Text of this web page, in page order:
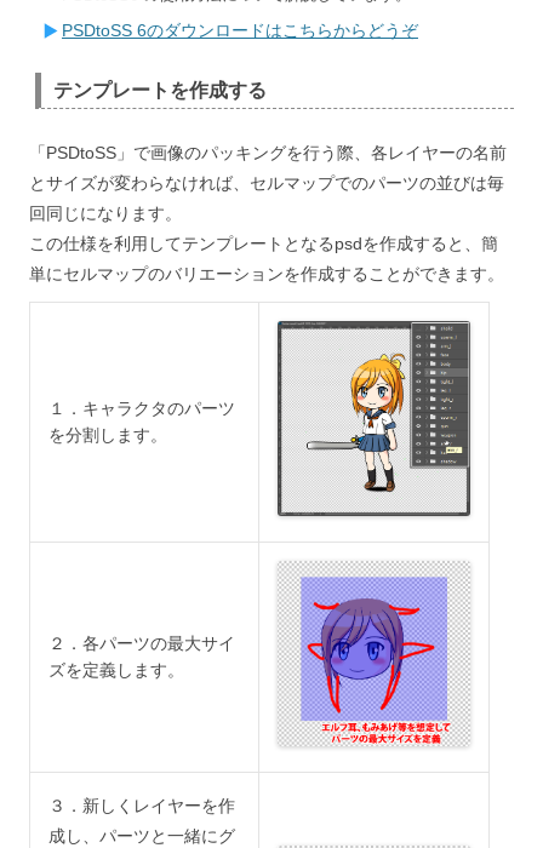
PSDtoSS 6のダウンロードはこちらからどうぞ
テンプレートを作成する
「PSDtoSS」で画像のパッキングを行う際、各レイヤーの名前
とサイズが変わらなければ、セルマップでのパーツの並びは毎
回同じになります。
この仕様を利用してテンプレートとなるpsdを作成すると、簡
単にセルマップのバリエーションを作成することができます。
１．キャラクタのパーツ
を分割します。
２．各パーツの最大サイ
ズを定義します。
３．新しくレイヤーを作
成し、パーツと一緒にグ